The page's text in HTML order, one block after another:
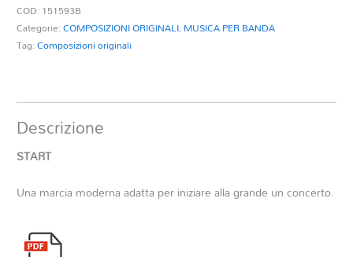
COD: 151593B
Categorie:COMPOSIZIONI ORIGINALI, MUSICA PER BANDA
Tag:Composizioni originali
Descrizione
START
Una marcia moderna adatta per iniziare alla grande un concerto.